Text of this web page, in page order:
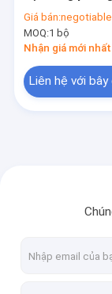
Tin tức
Yêu cầu báo
Phòng thử
Phòng thử
Phòng thử
toàn trên dốc
Giá bán:negotiable
MOQ:1 bộ
Nhận giá mới nhất
Liên hệ với bây